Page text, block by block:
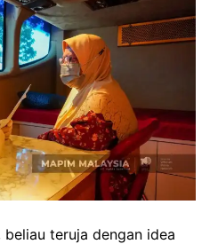
teruja dengan idea